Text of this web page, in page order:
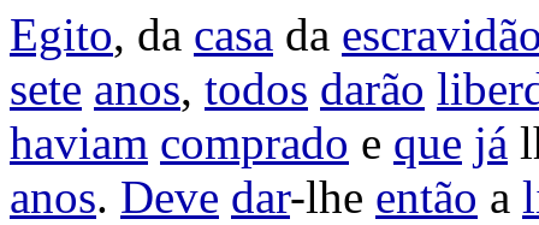
Egito, da casa da
sete anos, todos darão
haviam comprado e que já
anos. Deve dar-lhe então a